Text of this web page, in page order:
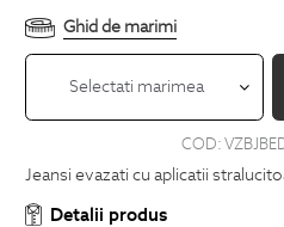
Ghid de marimi
Selectati marimea
COD:
Jeansi evazati cu aplicatii
Detalii produs